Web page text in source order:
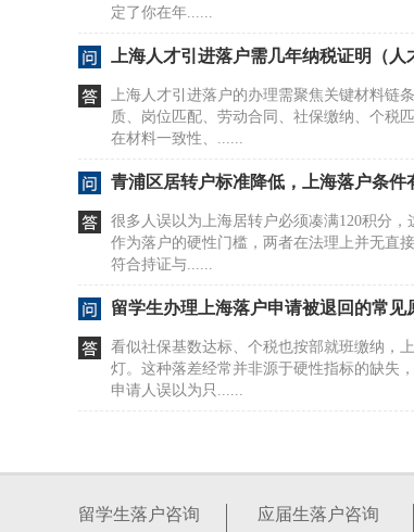
定了你在年......
上海人才引进落户需几年纳税证明（人
上海人才引进落户的办理需聚焦关键材料链
质、岗位匹配、劳动合同、社保缴纳、个税
在材料一致性、......
青浦区居转户标准降低，上海落户条件
很多人误以为上海居转户必须凑满120积分
作为落户的硬性门槛，两者在法理上并无直
符合持证与......
留学生办理上海落户申请被退回的常见
看似社保基数达标、个税也按部就班缴纳，
灯。这种落差经常并非源于硬性指标的缺失
申请人误以为只......
上海落户政策体系复杂，包含留学生落户、
不相同。你的......
留学生落户咨询 应届生落户咨询